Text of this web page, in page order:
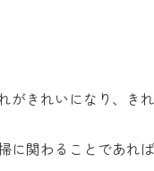
がきれいになり、き
に関わることであれ